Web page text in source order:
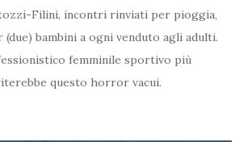
Filini, incontri rinviati per pioggia,
bambini a ogni venduto agli adulti.
femminile sportivo più
questo horror vacui.